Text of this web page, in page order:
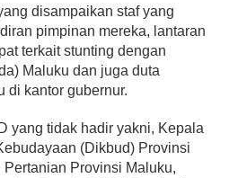
disampaikan staf yang
pimpinan mereka, lantaran
terkait stunting dengan
Maluku dan juga duta
di kantor gubernur.
yang tidak hadir yakni, Kepala
(Dikbud) Provinsi
Provinsi Maluku,